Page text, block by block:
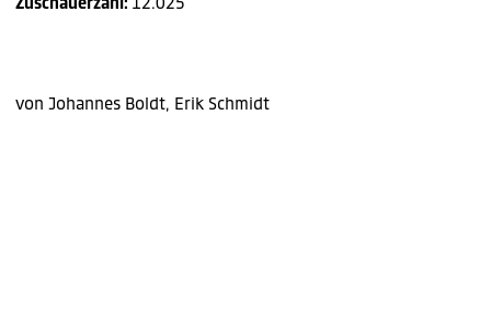
von Johannes Boldt, Erik Schmidt